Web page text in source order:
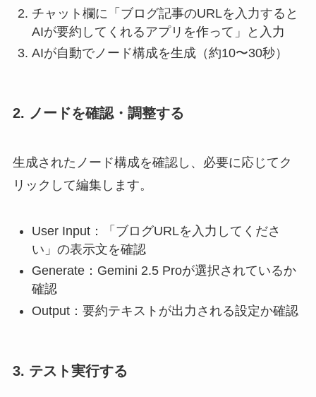
チャット欄に「ブログ記事のURLを入力すると
AIが要約してくれるアプリを作って」と入力
AIが自動でノード構成を生成（約10〜30秒）
2. ノードを確認・調整する
生成されたノード構成を確認し、必要に応じてク
リックして編集します。
User Input：「ブログURLを入力してくださ
い」の表示文を確認
Generate：Gemini 2.5 Proが選択されているか
確認
Output：要約テキストが出力される設定か確認
3. テスト実行する